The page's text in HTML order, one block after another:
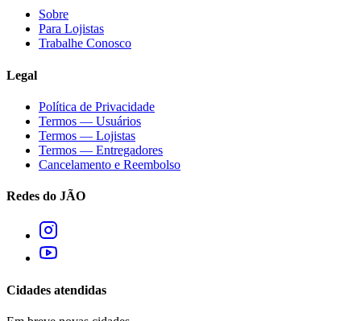
Sobre
Para Lojistas
Trabalhe Conosco
Legal
Política de Privacidade
Termos — Usuários
Termos — Lojistas
Termos — Entregadores
Cancelamento e Reembolso
Redes do JÃO
Cidades atendidas